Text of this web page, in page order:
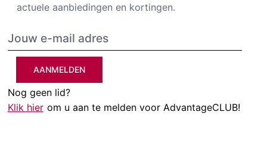
actuele aanbiedingen en kortingen.
AANMELDEN
Nog geen lid?
Klik hier om u aan te melden voor AdvantageCLUB!